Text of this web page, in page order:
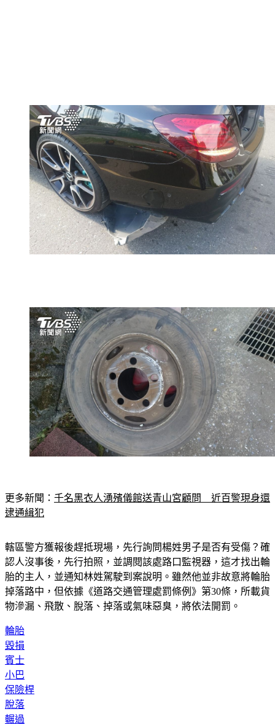
更多新聞： 千名黑衣人湧殯儀館送青山宮顧問　近百警現身還
逮通緝犯
轄區警方獲報後趕抵現場，先行詢問楊姓男子是否有受傷？確
認人沒事後，先行拍照，並調閱該處路口監視器，這才找出輪
胎的主人，並通知林姓駕駛到案說明。雖然他並非故意將輪胎
掉落路中，但依據《道路交通管理處罰條例》第30條，所載貨
物滲漏、飛散、脫落、掉落或氣味惡臭，將依法開罰。
輪胎
毀損
賓士
小巴
保險桿
脫落
輾過